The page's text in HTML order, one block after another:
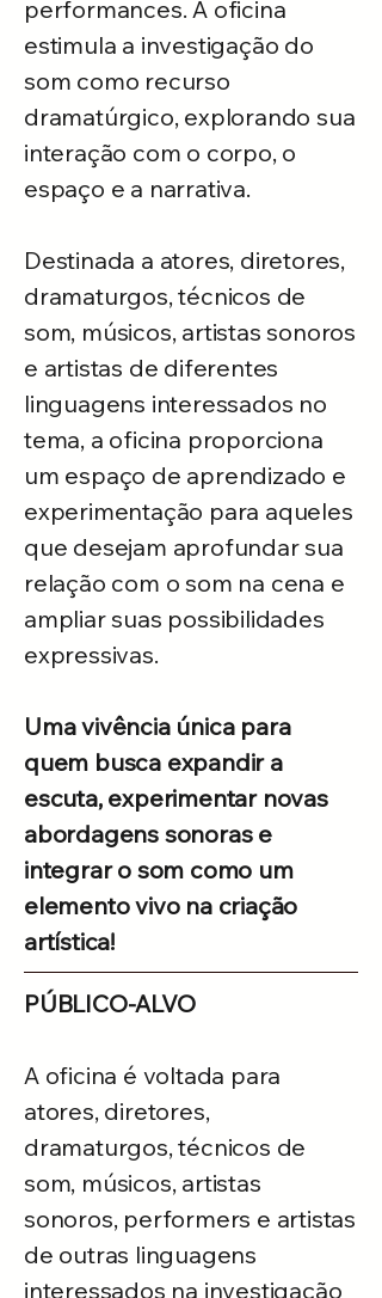
performances. A oficina
estimula a investigação do
som como recurso
dramatúrgico, explorando sua
interação com o corpo, o
espaço e a narrativa.
Destinada a atores, diretores,
dramaturgos, técnicos de
som, músicos, artistas sonoros
e artistas de diferentes
linguagens interessados no
tema, a oficina proporciona
um espaço de aprendizado e
experimentação para aqueles
que desejam aprofundar sua
relação com o som na cena e
ampliar suas possibilidades
expressivas.
Uma vivência única para
quem busca expandir a
escuta, experimentar novas
abordagens sonoras e
integrar o som como um
elemento vivo na criação
artística!
PÚBLICO-ALVO
A oficina é voltada para
atores, diretores,
dramaturgos, técnicos de
som, músicos, artistas
sonoros, performers e artistas
de outras linguagens
interessados na investigação